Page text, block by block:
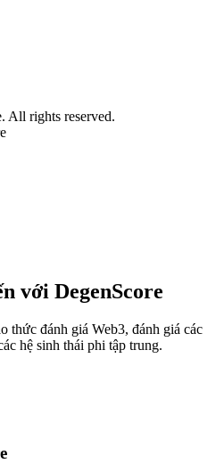
All rights reserved.
với DegenScore
thức đánh giá Web3, đánh giá các
hệ sinh thái phi tập trung.